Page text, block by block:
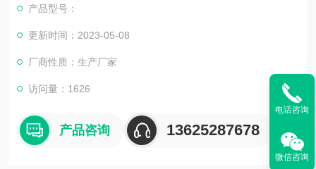
计，日本三丰影像测量仪，日本三丰二次元，日本三丰三次元三
坐标测量机等国外精密测量仪器。
产品型号：
更新时间：2023-05-08
厂商性质：生产厂家
访问量：1626
产品咨询 13625287678
电话咨询
微信咨询